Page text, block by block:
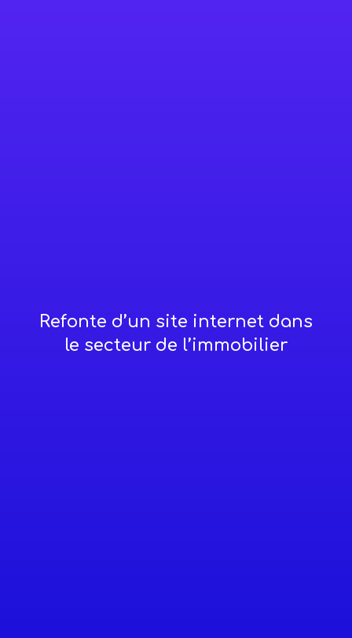
Refonte d’un site internet dans
le secteur de l’immobilier